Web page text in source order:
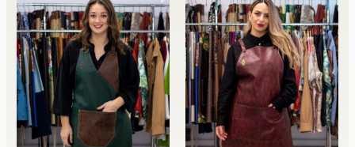
€
.
a
l
p
r
i
c
e
w
a
υ
σ
α
τ
μ
ή
ε
ί